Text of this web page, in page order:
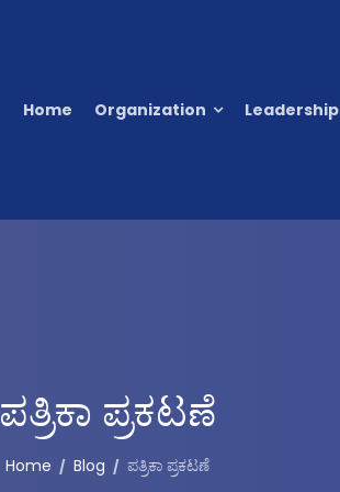
Home Organization Leadership
ಪತ್ರಿಕಾ ಪ್ರಕಟಣೆ
Home Blog ಪತ್ರಿಕಾ ಪ್ರಕಟಣೆ